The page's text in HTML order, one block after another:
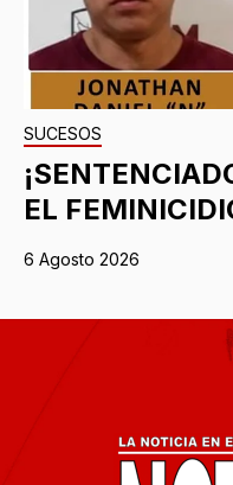
SUCESOS
EL
6 Agosto 2026